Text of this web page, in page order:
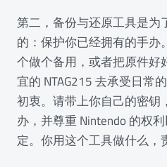
第二，备份与还原工具是为
的：保护你已经拥有的手办
个做个备用，或者把原件好
宜的 NTAG215 去承受日常
初衷。请带上你自己的密钥
办，并尊重 Nintendo 的权
定。你用这个工具做什么，